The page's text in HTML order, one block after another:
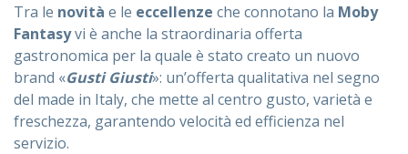
Tra le novità e le eccellenze che connotano la Moby
Fantasyvi è anche la straordinaria offerta
gastronomica per la quale è stato creato un nuovo
brand «Gusti Giusti»: un’offerta qualitativa nel segno
del made in Italy, che mette al centro gusto, varietà e
freschezza, garantendo velocità ed efficienza nel
servizio.